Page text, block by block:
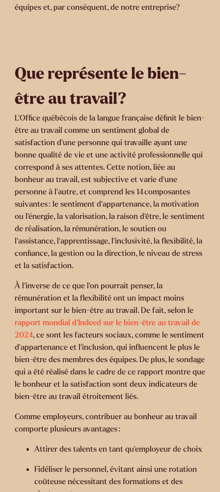
équipes et, par conséquent, de notre entreprise?
Que représente le bien-
être au travail?
L'Office québécois de la langue française définit le bien-
être au travail comme un sentiment global de
satisfaction d’une personne qui travaille ayant une
bonne qualité de vie et une activité professionnelle qui
correspond à ses attentes. Cette notion, liée au
bonheur au travail, est subjective et varie d'une
personne à l'autre, et comprend les 14 composantes
suivantes : le sentiment d'appartenance, la motivation
ou l’énergie, la valorisation, la raison d'être, le sentiment
de réalisation, la rémunération, le soutien ou
l’assistance, l’apprentissage, l’inclusivité, la flexibilité, la
confiance, la gestion ou la direction, le niveau de stress
et la satisfaction.
À l’inverse de ce que l'on pourrait penser, la
rémunération et la flexibilité ont un impact moins
important sur le bien-être au travail. De fait, selon le
rapport mondial d’Indeed sur le bien-être au travail de
2024, ce sont les facteurs sociaux, comme le sentiment
d'appartenance et l'inclusion, qui influencent le plus le
bien-être des membres des équipes. De plus, le sondage
qui a été réalisé dans le cadre de ce rapport montre que
le bonheur et la satisfaction sont deux indicateurs de
bien-être au travail étroitement liés.
Comme employeurs, contribuer au bonheur au travail
comporte plusieurs avantages :
Attirer des talents en tant qu'employeur de choix
Fidéliser le personnel, évitant ainsi une rotation
coûteuse nécessitant des formations et des